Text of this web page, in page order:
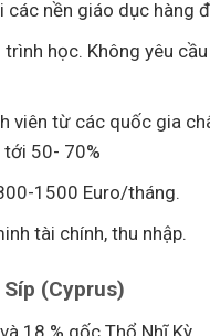
nền giáo dục hàng
học. Không yêu
từ các quốc gia
50- 70%
1500 Euro/tháng.
tài chính, thu nhập.
(Cyprus)
18 % gốc Thổ Nhĩ Kỳ.